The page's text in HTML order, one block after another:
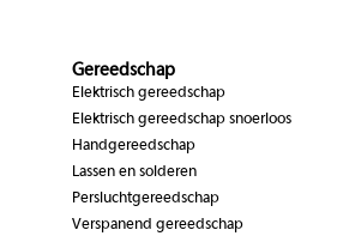
Gereedschap
Elektrisch gereedschap
Elektrisch gereedschap snoerloos
Handgereedschap
Lassen en solderen
Persluchtgereedschap
Verspanend gereedschap